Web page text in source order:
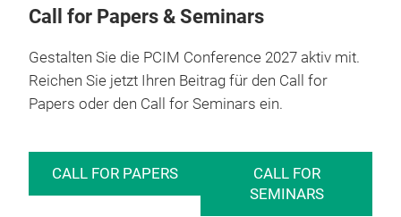
Call for Papers & Seminars
Gestalten Sie die PCIM Conference 2027 aktiv mit.
Reichen Sie jetzt Ihren Beitrag für den Call for
Papers oder den Call for Seminars ein.
CALL FOR PAPERS
CALL FOR
SEMINARS